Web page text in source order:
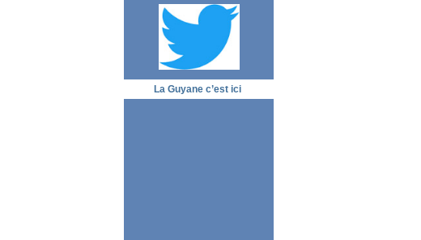
La Guyane c’est ici